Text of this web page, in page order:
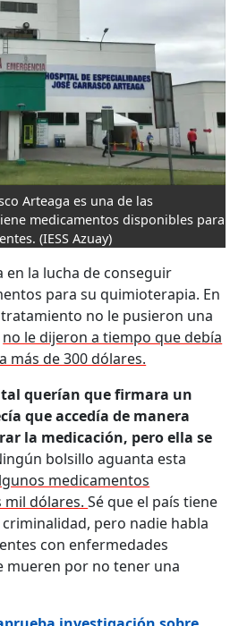
Arteaga es una de las
medicamentos disponibles para
(IESS Azuay)
en la lucha de conseguir
para su quimioterapia. En
no le pusieron una
no le dijeron a tiempo que debía
más de 300 dólares.
querían que firmara un
que accedía de manera
la medicación, pero ella se
bolsillo aguanta esta
medicamentos
mil dólares.Sé que el país tiene
pero nadie habla
con enfermedades
mueren por no tener una